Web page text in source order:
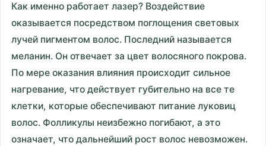
Как именно работает лазер? Воздействие
оказывается посредством поглощения световых
лучей пигментом волос. Последний называется
меланин. Он отвечает за цвет волосяного покрова.
По мере оказания влияния происходит сильное
нагревание, что действует губительно на все те
клетки, которые обеспечивают питание луковиц
волос. Фолликулы неизбежно погибают, а это
означает, что дальнейший рост волос невозможен.